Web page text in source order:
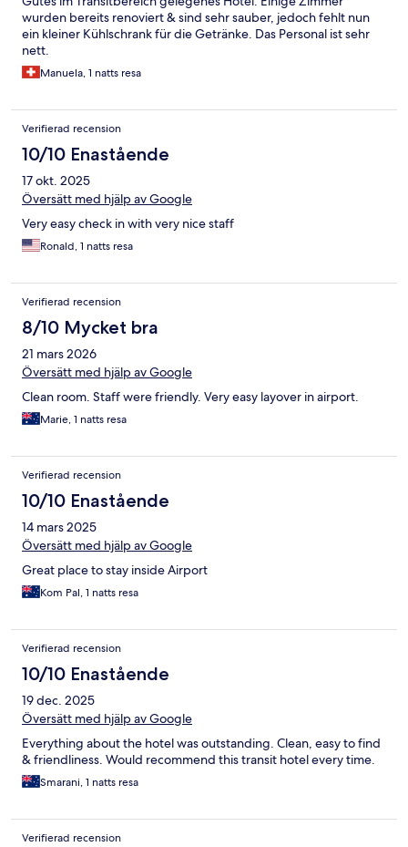
wurden bereits renoviert & sind sehr sauber, jedoch fehlt nun
ein kleiner Kühlschrank für die Getränke. Das Personal ist sehr
nett.
Manuela, 1 natts resa
Verifierad recension
10/10 Enastående
17 okt. 2025
Översätt med hjälp av Google
Very easy check in with very nice staff
Ronald, 1 natts resa
Verifierad recension
8/10 Mycket bra
21 mars 2026
Översätt med hjälp av Google
Clean room. Staff were friendly. Very easy layover in airport.
Marie, 1 natts resa
Verifierad recension
10/10 Enastående
14 mars 2025
Översätt med hjälp av Google
Great place to stay inside Airport
Kom Pal, 1 natts resa
Verifierad recension
10/10 Enastående
19 dec. 2025
Översätt med hjälp av Google
Everything about the hotel was outstanding. Clean, easy to find
& friendliness. Would recommend this transit hotel every time.
Smarani, 1 natts resa
Verifierad recension